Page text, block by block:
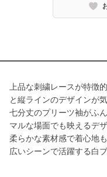
上品な刺繍レースが特徴
と縦ラインのデザインが
七分丈のプリーツ袖がふ
マルな場面でも映えるデ
柔らかな素材感で着心地
広いシーンで活躍する白